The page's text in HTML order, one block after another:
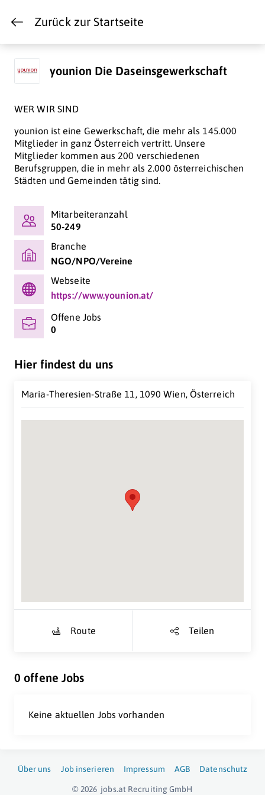
Zurück zur Startseite
younion Die Daseinsgewerkschaft
WER WIR SIND
younion ist eine Gewerkschaft, die mehr als 145.000
Mitglieder in ganz Österreich vertritt. Unsere
Mitglieder kommen aus 200 verschiedenen
Berufsgruppen, die in mehr als 2.000 österreichischen
Städten und Gemeinden tätig sind.
Mitarbeiteranzahl
50-249
Branche
NGO/NPO/Vereine
Webseite
https://www.younion.at/
Offene Jobs
0
Hier findest du uns
Maria-Theresien-Straße 11, 1090 Wien, Österreich
Route Teilen
0 offene Jobs
Keine aktuellen Jobs vorhanden
Über uns Job inserieren Impressum AGB Datenschutz
© 2026 jobs.at Recruiting GmbH